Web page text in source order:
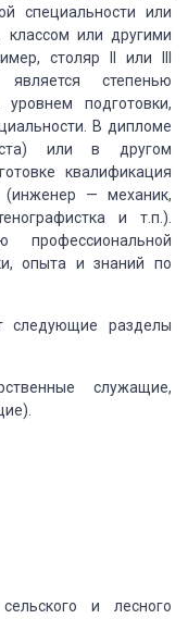
специальности или
или другими
столяр II или III
степенью
уровнем подготовки,
В дипломе
или в другом
квалификация
(инженер — механик,
и т.п.).
профессиональной
опыта и знаний по
следующие разделы
служащие,
и лесного